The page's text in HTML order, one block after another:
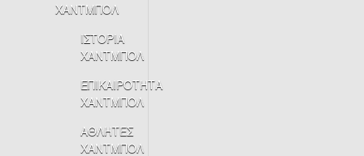
ΧΑΝΤΜΠΟΛ
ΙΣΤΟΡΙΑ
ΧΑΝΤΜΠΟΛ
ΕΠΙΚΑΙΡΟΤΗΤΑ
ΧΑΝΤΜΠΟΛ
ΑΘΛΗΤΕΣ
ΧΑΝΤΜΠΟΛ